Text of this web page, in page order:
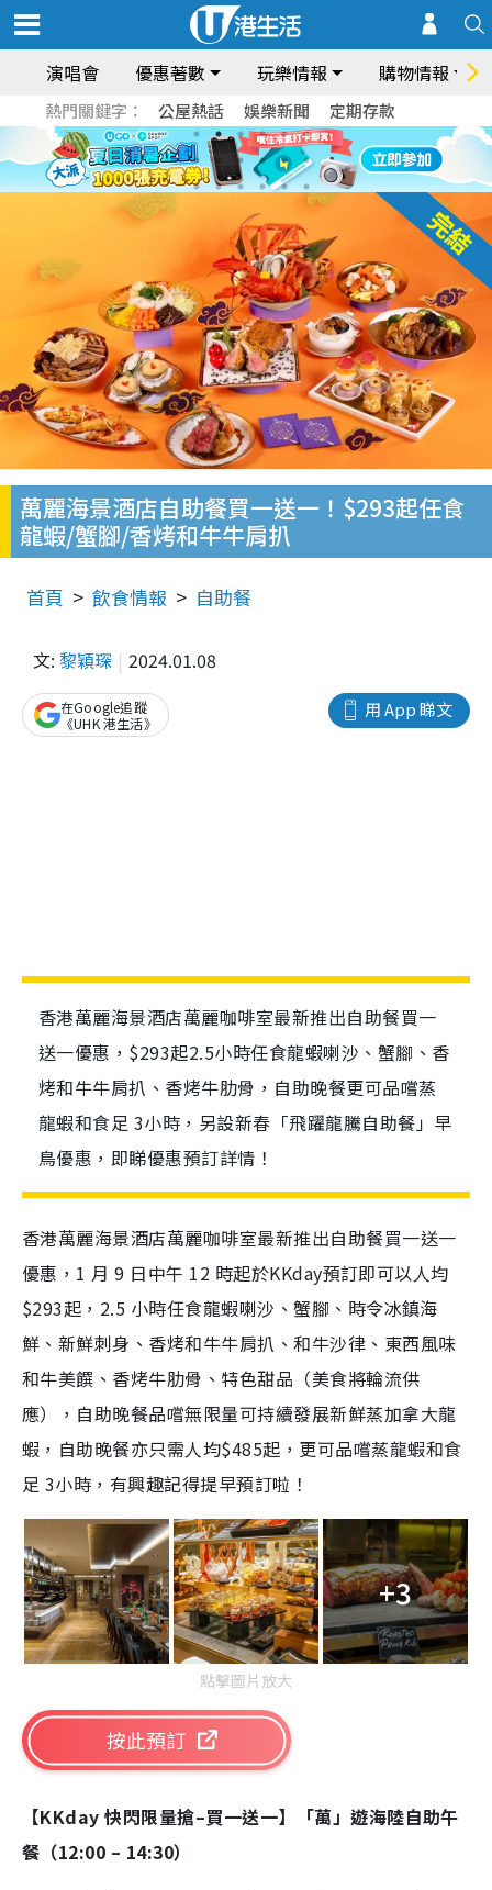
演唱會 優惠著數 玩樂情報 購物情報
熱門關鍵字： 公屋熱話 娛樂新聞 定期存款
萬麗海景酒店自助餐買一送一！$293起任食
龍蝦/蟹腳/香烤和牛牛肩扒
首頁 飲食情報 自助餐
文: 黎穎琛 2024.01.08
用 App 睇文
在Google追蹤
《UHK 港生活》
香港萬麗海景酒店萬麗咖啡室最新推出自助餐買一
送一優惠，$293起2.5小時任食龍蝦喇沙、蟹腳、香
烤和牛牛肩扒、香烤牛肋骨，自助晚餐更可品嚐蒸
龍蝦和食足 3小時，另設新春「飛躍龍騰自助餐」早
鳥優惠，即睇優惠預訂詳情！
香港萬麗海景酒店萬麗咖啡室最新推出自助餐買一送一
優惠，1 月 9 日中午 12 時起於KKday預訂即可以人均
$293起，2.5 小時任食龍蝦喇沙、蟹腳、時令冰鎮海
鮮、新鮮刺身、香烤和牛牛肩扒、和牛沙律、東西風味
和牛美饌、香烤牛肋骨、特色甜品（美食將輪流供
應），自助晚餐品嚐無限量可持續發展新鮮蒸加拿大龍
蝦，自助晚餐亦只需人均$485起，更可品嚐蒸龍蝦和食
足 3小時，有興趣記得提早預訂啦！
+3
點擊圖片放大
按此預訂
【KKday 快閃限量搶–買一送一】「萬」遊海陸自助午
餐（12:00 – 14:30）